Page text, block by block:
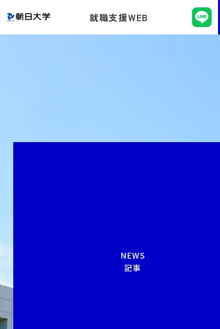
就職支援WEB
NEWS
記事